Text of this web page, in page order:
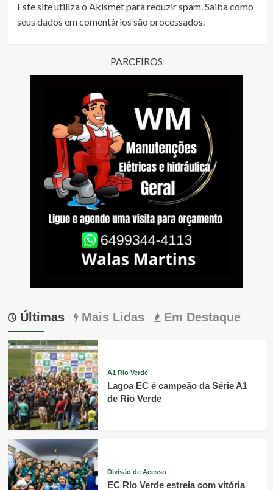
Este site utiliza o Akismet para reduzir spam.Saiba como
seus dados em comentários são processados.
PARCEIROS
Últimas Mais Lidas Em Destaque
A1 Rio Verde
Lagoa EC é campeão da Série A1
de Rio Verde
Divisão de Acesso
EC Rio Verde estreia com vitória